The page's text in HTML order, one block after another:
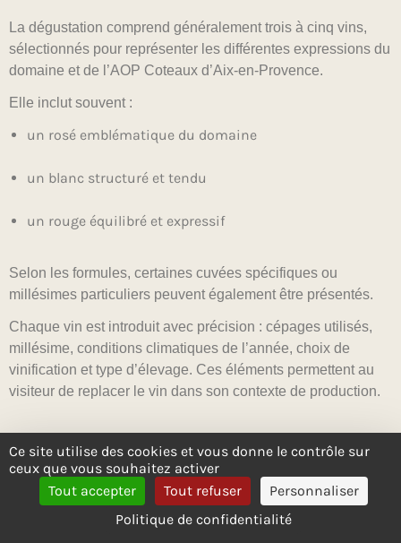
La dégustation comprend généralement trois à cinq vins,
sélectionnés pour représenter les différentes expressions du
domaine et de l’AOP Coteaux d’Aix-en-Provence.
Elle inclut souvent :
un rosé emblématique du domaine
un blanc structuré et tendu
un rouge équilibré et expressif
Selon les formules, certaines cuvées spécifiques ou
millésimes particuliers peuvent également être présentés.
Chaque vin est introduit avec précision : cépages utilisés,
millésime, conditions climatiques de l’année, choix de
vinification et type d’élevage. Ces éléments permettent au
visiteur de replacer le vin dans son contexte de production.
OBSERVER, SENTIR, ANALYSER : LES
ÉTAPES DE LA DÉGUSTATION
Ce site utilise des cookies et vous donne le contrôle sur
ceux que vous souhaitez activer
Tout accepter
Tout refuser
Personnaliser
Politique de confidentialité